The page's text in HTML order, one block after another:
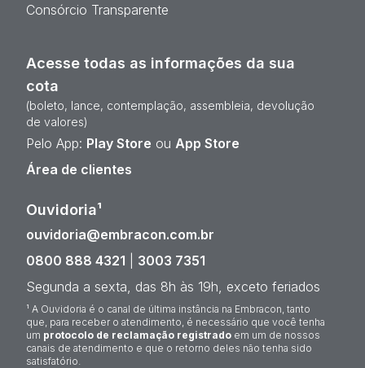
Consórcio Transparente
Acesse todas as informações da sua
cota
(boleto, lance, contemplação, assembleia, devolução
de valores)
Pelo App: Play Store ou App Store
Área de clientes
Ouvidoria¹
ouvidoria@embracon.com.br
0800 888 4321
3003 7351
Segunda a sexta, das 8h às 19h, exceto feriados
¹ A Ouvidoria é o canal de última instância na Embracon, tanto
que, para receber o atendimento, é necessário que você tenha
um protocolo de reclamação registrado em um de nossos
canais de atendimento e que o retorno deles não tenha sido
satisfatório.